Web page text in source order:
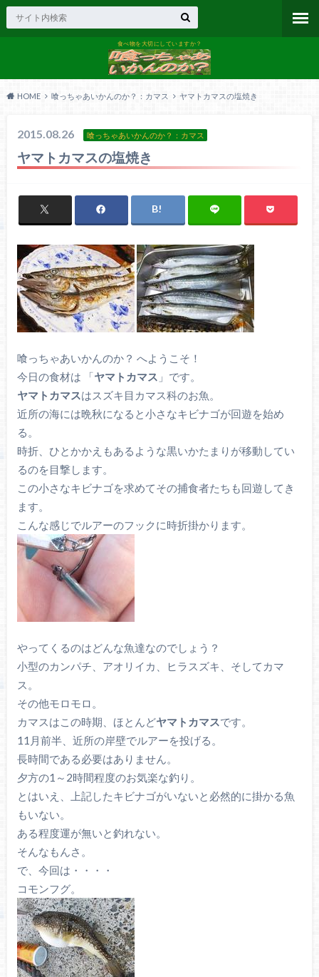
食べ物を大切にしていますか？
HOME 喰っちゃあいかんのか？：カマス ヤマトカマスの塩焼き
2015.08.26 喰っちゃあいかんのか？：カマス
ヤマトカマスの塩焼き
喰っちゃあいかんのか？ へようこそ！
今日の食材は 「ヤマトカマス 」です。
ヤマトカマスはスズキ目カマス科のお魚。
近所の海には晩秋になると小さなキビナゴが回遊を始め
る。
時折、ひとかかえもあるような黒いかたまりが移動してい
るのを目撃します。
この小さなキビナゴを求めてその捕食者たちも回遊してき
ます。
こんな感じでルアーのフックに時折掛かります。
やってくるのはどんな魚達なのでしょう？
小型のカンパチ、アオリイカ、ヒラスズキ、そしてカマ
ス。
その他モロモロ。
カマスはこの時期、ほとんどヤマトカマスです。
11月前半、近所の岸壁でルアーを投げる。
長時間である必要はありません。
夕方の1～2時間程度のお気楽な釣り。
とはいえ、上記したキビナゴがいないと必然的に掛かる魚
もいない。
ある程度運が無いと釣れない。
そんなもんさ。
で、今回は・・・・
コモンフグ。